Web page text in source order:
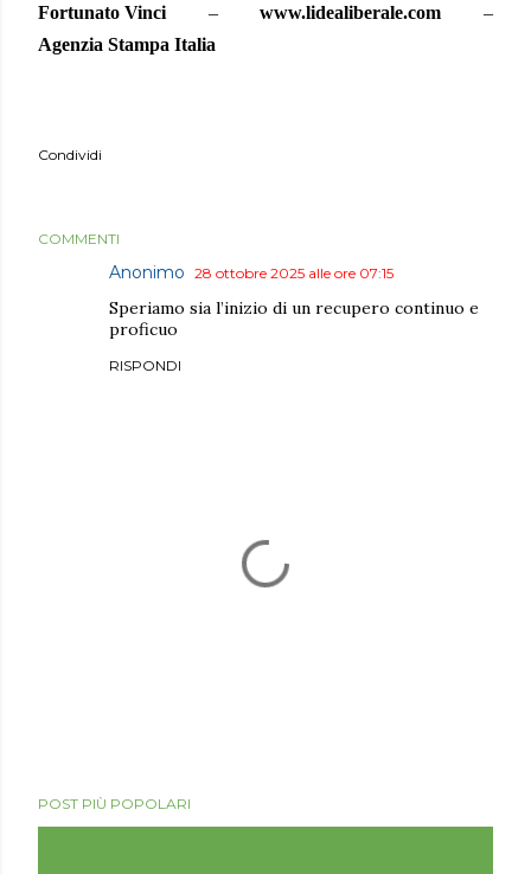
Fortunato Vinci –www.lidealiberale.com –
Agenzia Stampa Italia
Condividi
COMMENTI
Anonimo 28 ottobre 2025 alle ore 07:15
Speriamo sia l’inizio di un recupero continuo e
proficuo
RISPONDI
sPOST PIÙ POPOLARI